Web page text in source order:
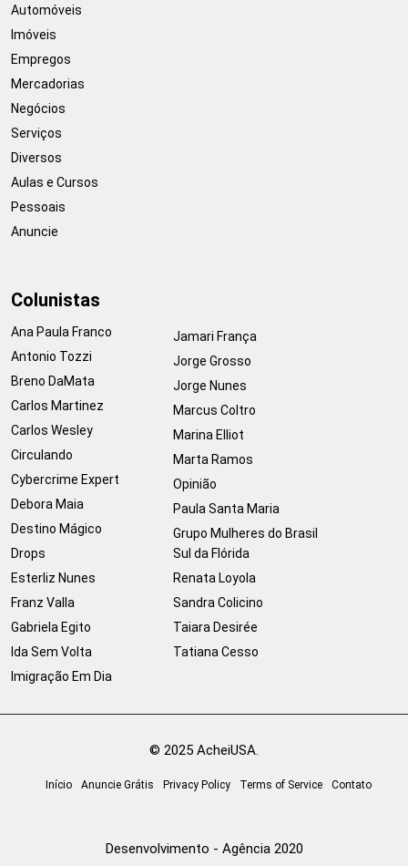
Automóveis
Imóveis
Empregos
Mercadorias
Negócios
Serviços
Diversos
Aulas e Cursos
Pessoais
Anuncie
Colunistas
Ana Paula Franco
Antonio Tozzi
Breno DaMata
Carlos Martinez
Carlos Wesley
Circulando
Cybercrime Expert
Debora Maia
Destino Mágico
Drops
Esterliz Nunes
Franz Valla
Gabriela Egito
Ida Sem Volta
Imigração Em Dia
Jamari França
Jorge Grosso
Jorge Nunes
Marcus Coltro
Marina Elliot
Marta Ramos
Opinião
Paula Santa Maria
Grupo Mulheres do Brasil
Sul da Flórida
Renata Loyola
Sandra Colicino
Taiara Desirée
Tatiana Cesso
© 2025 AcheiUSA.
Início Anuncie Grátis Privacy Policy Terms of Service Contato
Desenvolvimento - Agência 2020